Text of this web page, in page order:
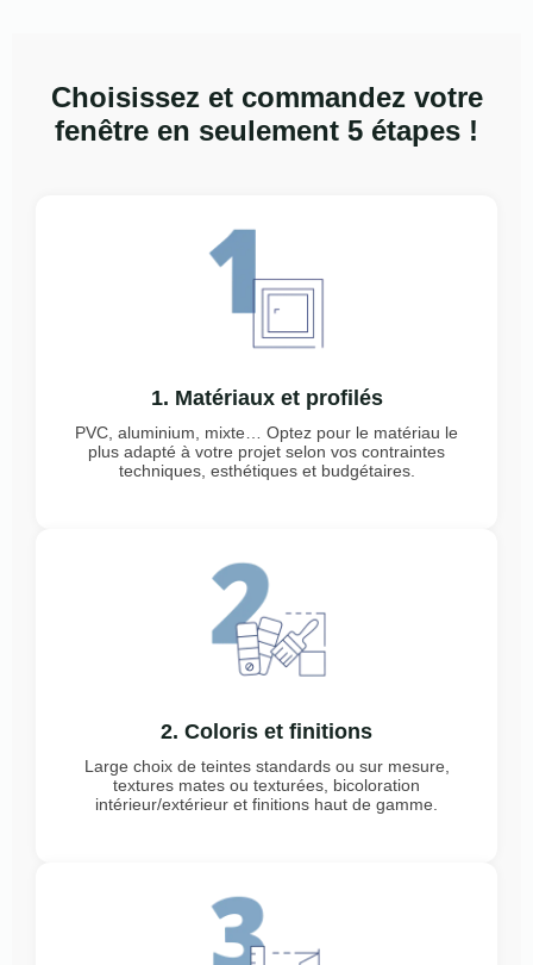
Choisissez et commandez votre
fenêtre en seulement 5 étapes !
1. Matériaux et profilés
PVC, aluminium, mixte… Optez pour le matériau le
plus adapté à votre projet selon vos contraintes
techniques, esthétiques et budgétaires.
2. Coloris et finitions
Large choix de teintes standards ou sur mesure,
textures mates ou texturées, bicoloration
intérieur/extérieur et finitions haut de gamme.